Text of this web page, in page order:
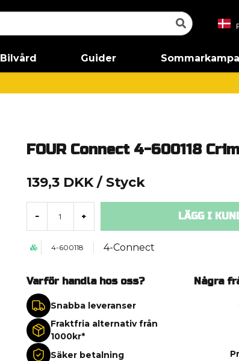
Bilvård Guider
FOUR Connect 4-600118
139,3 DKK / Styck
- + LÄGG I
4-600118 4-Connect
Varför handla hos oss?
Snabba leveranser
Fraktfria alternativ från
1000kr*
Säker betalning
Några